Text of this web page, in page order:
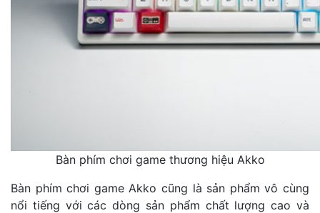
Bàn phím chơi game thương hiệu Akko
Bàn phím chơi game Akko cũng là sản phẩm vô cùng
nổi tiếng với các dòng sản phẩm chất lượng cao và